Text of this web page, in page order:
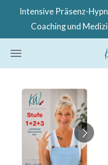
Hauptinhalt
springen
Intensive Präsenz-
Coaching und